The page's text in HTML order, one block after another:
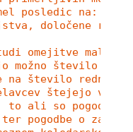
posledic na:
določene
omejitve malega
možno število ur
na število redno
štejejo vse
to ali so pogodbe
ter pogodbe o